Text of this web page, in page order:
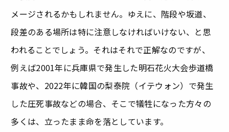
メージされるかもしれません。ゆえに、階段や坂道、
段差のある場所は特に注意しなければいけない、と思
われることでしょう。それはそれで正解なのですが、
例えば2001年に兵庫県で発生した明石花火大会歩道橋
事故や、2022年に韓国の梨泰院（イテウォン）で発生
した圧死事故などの場合、そこで犠牲になった方々の
多くは、立ったまま命を落としています。